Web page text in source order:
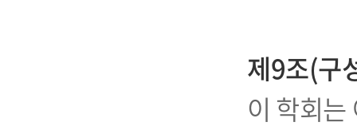
제9조(구
이 학회